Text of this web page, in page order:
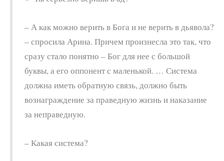
– А как можно верить в Бога и не верить в дьявола?
– спросила Арина. Причем произнесла это так, что
сразу стало понятно – Бог для нее с большой
буквы, а его оппонент с маленькой. … Система
должна иметь обратную связь, должно быть
вознаграждение за праведную жизнь и наказание
за неправедную.
– Какая система?